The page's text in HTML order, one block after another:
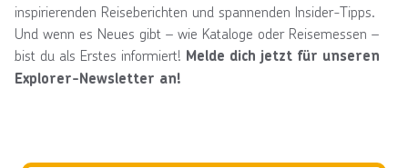
inspirierenden Reiseberichten und spannenden Insider-Tipps.
Und wenn es Neues gibt – wie Kataloge oder Reisemessen –
bist du als Erstes informiert! Melde dich jetzt für unseren
Explorer-Newsletter an!